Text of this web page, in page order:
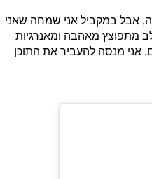
אבל במקביל אני שמחה שאני
מתפוצץ מאהבה ומאנרגיות
אני מנסה להעביר את התוכן